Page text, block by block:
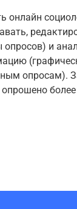
онлайн
и
опросам).